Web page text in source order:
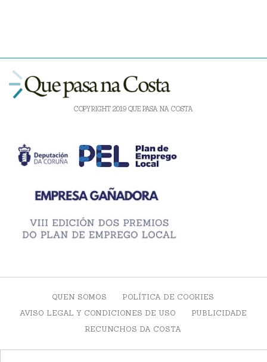
COPYRIGHT 2019 QUE PASA NA COSTA
QUEN SOMOS
POLÍTICA DE COOKIES
AVISO LEGAL Y CONDICIONES DE USO
PUBLICIDADE
RECUNCHOS DA COSTA